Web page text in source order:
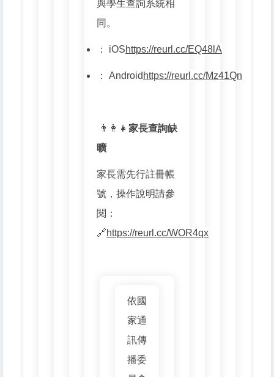
與學生查詢系統相
同。
： iOShttps://reurl.cc/EQ48lA
： Android https://reurl.cc/Mz41Qn
👨👩👧 家長查詢缺
曠
家長需先行註冊帳
號，操作說明請參
閱：
🔗https://reurl.cc/WOR4qx
依國
家通
訊傳
播委